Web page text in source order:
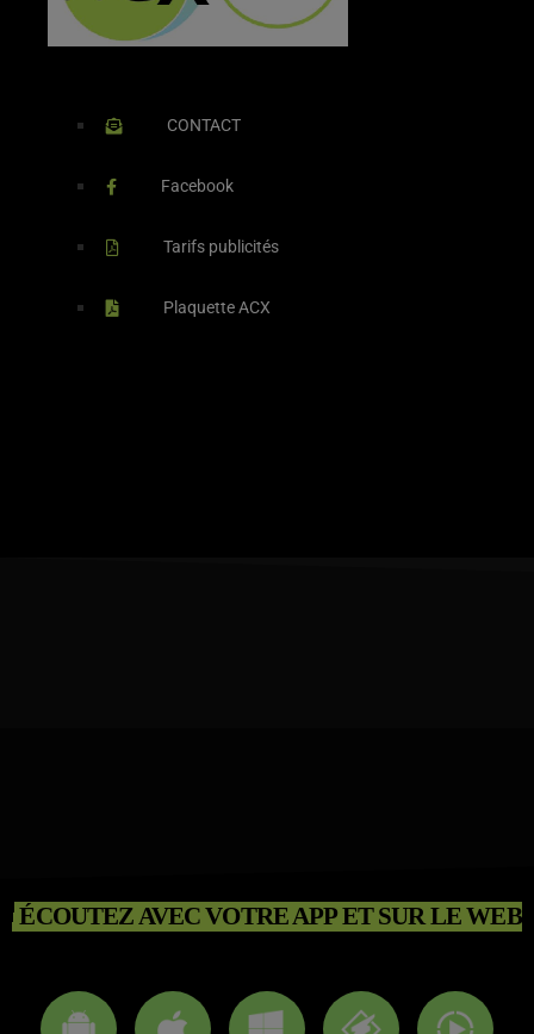
CONTACT
Facebook
Tarifs publicités
Plaquette ACX
ÉCOUTEZ AVEC VOTRE APP ET SUR LE WEB